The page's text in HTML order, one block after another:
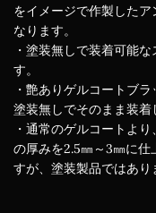
をイメージで作製した
なります。
・塗装無しで装着可能
す。
・艶ありゲルコートブ
塗装無しでそのまま装着
・通常のゲルコートよ
の厚みを2.5㎜～3㎜に仕
すが、塗装製品ではあ